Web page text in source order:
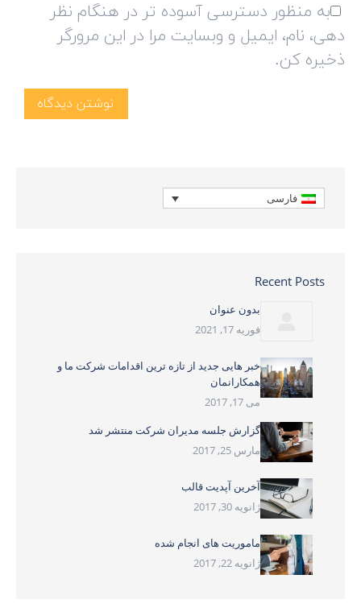
به منظور دسترسی آسوده تر در هنگام نظر
دهی، نام، ایمیل و وبسایت مرا در این مرورگر
ذخیره کن.
نوشتن دیدگاه
فارسی
Recent Posts
بدون عنوان
فوریه 17, 2021
خبر هایی جدید از تازه ترین اقدامات شرکت ما و
همکارانمان
می 17, 2017
گزارش جلسه مدیران شرکت منتشر شد
مارس 25, 2017
آخرین آپدیت قالب
ژانویه 30, 2017
ماموریت های انجام شده
ژانویه 22, 2017